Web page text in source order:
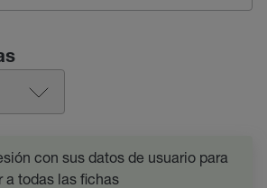
con sus datos de usuario para
a todas las fichas